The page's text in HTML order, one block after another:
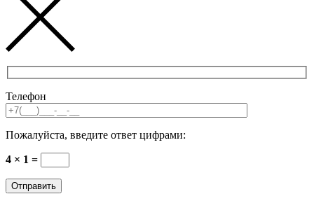
Телефон
Пожалуйста, введите ответ цифрами:
4 × 1 =